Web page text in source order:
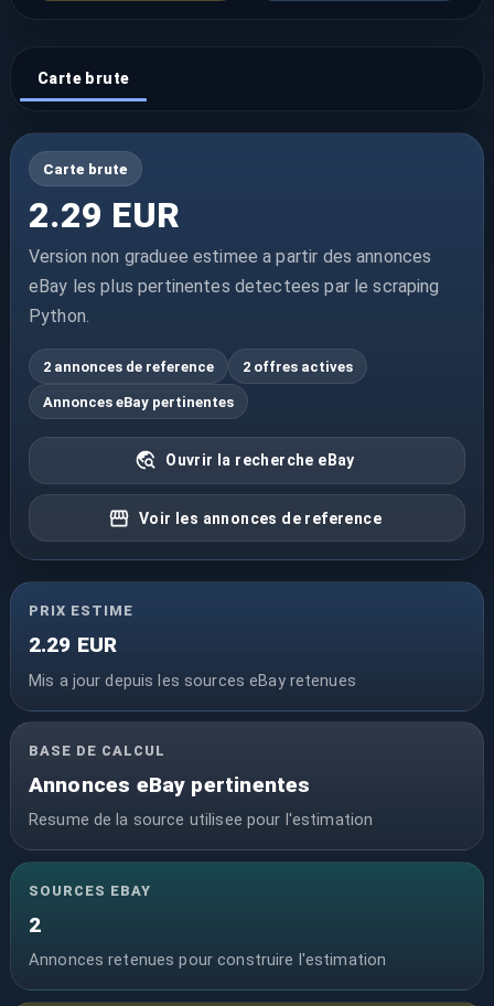
Carte brute
Carte brute
2.29 EUR
Version non graduee estimee a partir des annonces
eBay les plus pertinentes detectees par le scraping
Python.
2 annonces de reference 2 offres actives
Annonces eBay pertinentes
Ouvrir la recherche eBay
Voir les annonces de reference
PRIX ESTIME
2.29 EUR
Mis a jour depuis les sources eBay retenues
BASE DE CALCUL
Annonces eBay pertinentes
Resume de la source utilisee pour l'estimation
SOURCES EBAY
2
Annonces retenues pour construire l'estimation